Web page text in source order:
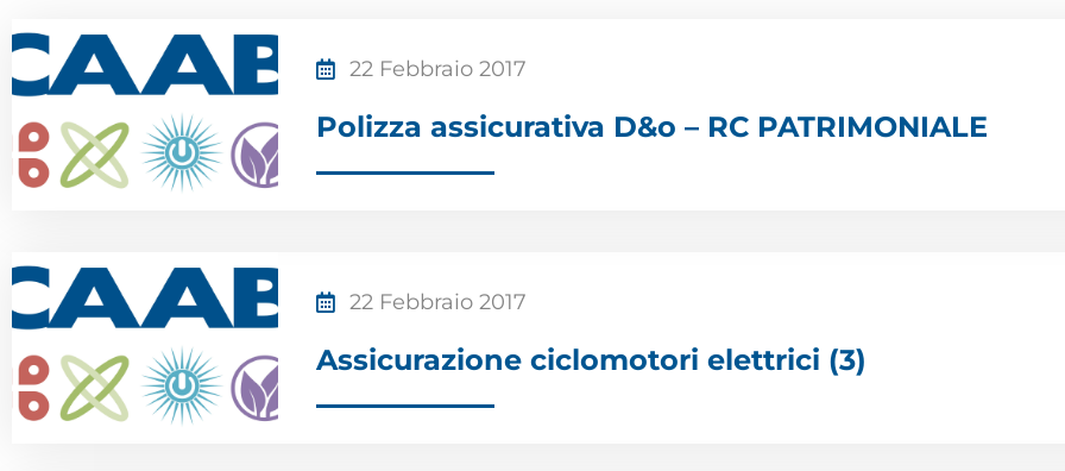
22 Febbraio 2017
Polizza assicurativa D&o – RC PATRIMONIALE
22 Febbraio 2017
Assicurazione ciclomotori elettrici (3)